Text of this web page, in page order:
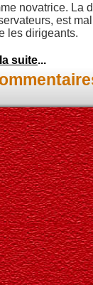
novatrice. La
est
les dirigeants.
suite...